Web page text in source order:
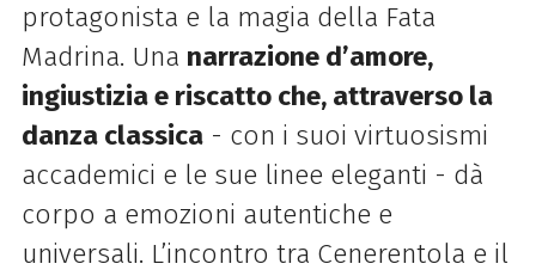
protagonista e la magia della Fata
Madrina. Una narrazione d’amore,
ingiustizia e riscatto che, attraverso la
danza classica- con i suoi virtuosismi
accademici e le sue linee eleganti - dà
corpo a emozioni autentiche e
universali. L’incontro tra Cenerentola e il